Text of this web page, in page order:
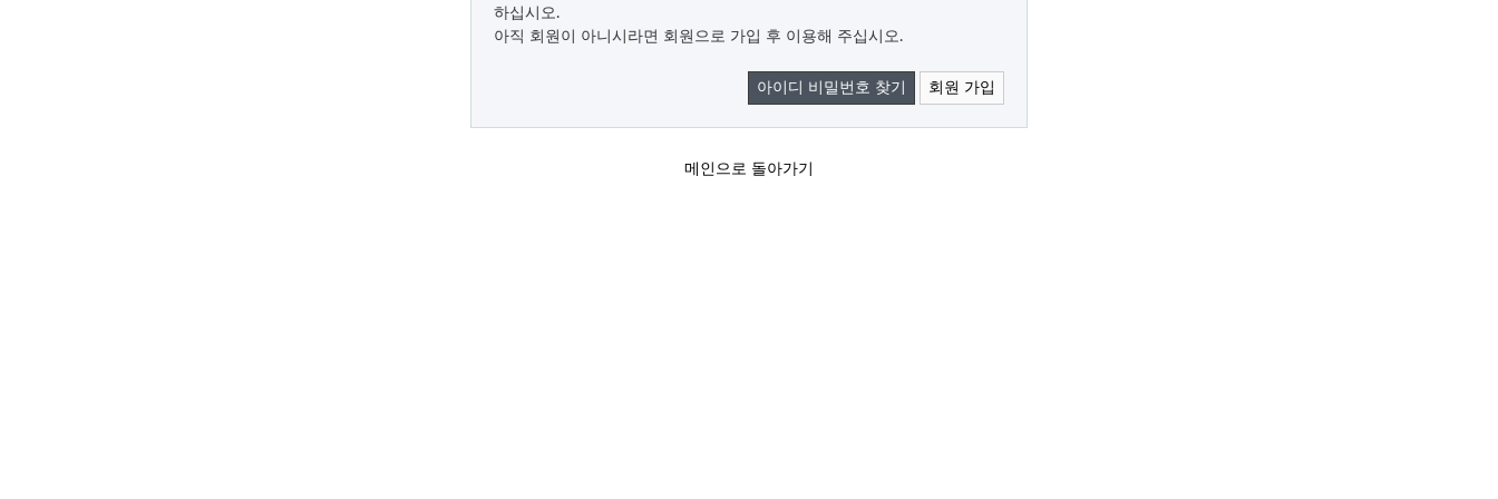
하십시오.
아직 회원이 아니시라면 회원으로 가입 후 이용해 주십시오.
아이디 비밀번호 찾기 회원 가입
메인으로 돌아가기